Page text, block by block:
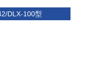
DLX-100型